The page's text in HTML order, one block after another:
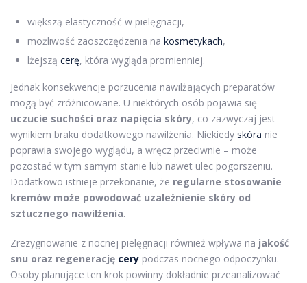
większą elastyczność w pielęgnacji,
możliwość zaoszczędzenia na kosmetykach,
lżejszą cerę, która wygląda promienniej.
Jednak konsekwencje porzucenia nawilżających preparatów
mogą być zróżnicowane. U niektórych osób pojawia się
uczucie suchości oraz napięcia skóry, co zazwyczaj jest
wynikiem braku dodatkowego nawilżenia. Niekiedy skóra nie
poprawia swojego wyglądu, a wręcz przeciwnie – może
pozostać w tym samym stanie lub nawet ulec pogorszeniu.
Dodatkowo istnieje przekonanie, że regularne stosowanie
kremów może powodować uzależnienie skóry od
sztucznego nawilżenia.
Zrezygnowanie z nocnej pielęgnacji również wpływa na jakość
snu oraz regenerację cery podczas nocnego odpoczynku.
Osoby planujące ten krok powinny dokładnie przeanalizować